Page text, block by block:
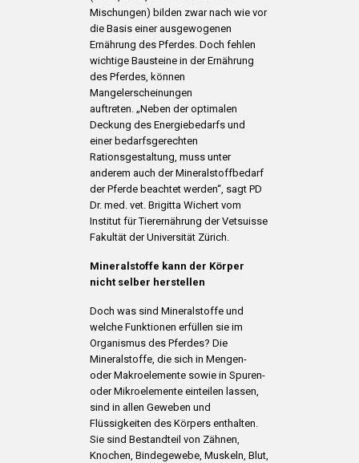
Mischungen) bilden zwar nach wie vor
die Basis einer ausgewogenen
Ernährung des Pferdes. Doch fehlen
wichtige Bausteine in der Ernährung
des Pferdes, können
Mangelerscheinungen
auftreten. „Neben der optimalen
Deckung des Energiebedarfs und
einer bedarfsgerechten
Rationsgestaltung, muss unter
anderem auch der Mineralstoffbedarf
der Pferde beachtet werden“, sagt PD
Dr. med. vet. Brigitta Wichert vom
Institut für Tierernährung der Vetsuisse
Fakultät der Universität Zürich.
Mineralstoffe kann der Körper
nicht selber herstellen
Doch was sind Mineralstoffe und
welche Funktionen erfüllen sie im
Organismus des Pferdes? Die
Mineralstoffe, die sich in Mengen-
oder Makroelemente sowie in Spuren-
oder Mikroelemente einteilen lassen,
sind in allen Geweben und
Flüssigkeiten des Körpers enthalten.
Sie sind Bestandteil von Zähnen,
Knochen, Bindegewebe, Muskeln, Blut,